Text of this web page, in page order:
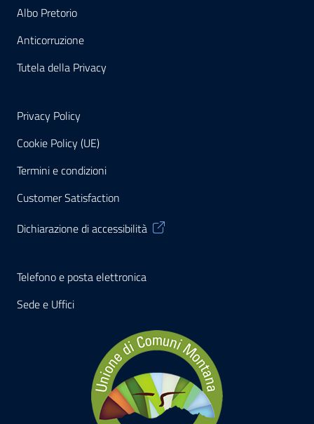
Albo Pretorio
Anticorruzione
Tutela della Privacy
Privacy Policy
Cookie Policy (UE)
Termini e condizioni
Customer Satisfaction
Dichiarazione di accessibilità
Telefono e posta elettronica
Sede e Uffici